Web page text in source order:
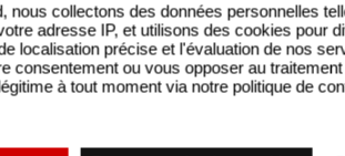
nous collectons des données personnelles
adresse IP, et utilisons des cookies pour
localisation précise et l'évaluation de nos
consentement ou vous opposer au
à tout moment via notre politique de